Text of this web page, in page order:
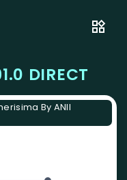
DIRECT
By ANII